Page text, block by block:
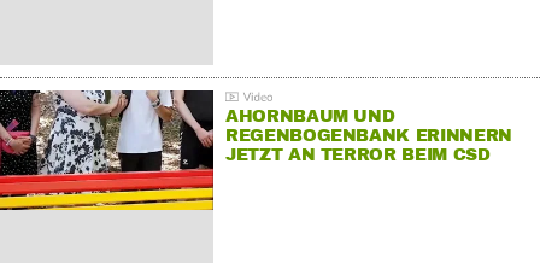
AHORNBAUM UND
REGENBOGENBANK ERINNERN
JETZT AN TERROR BEIM CSD